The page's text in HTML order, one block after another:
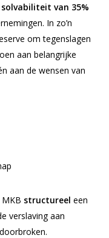
solvabiliteit van 35%
In zo’n
om tegenslagen
aan belangrijke
aan de wensen van
structureel een
verslaving aan